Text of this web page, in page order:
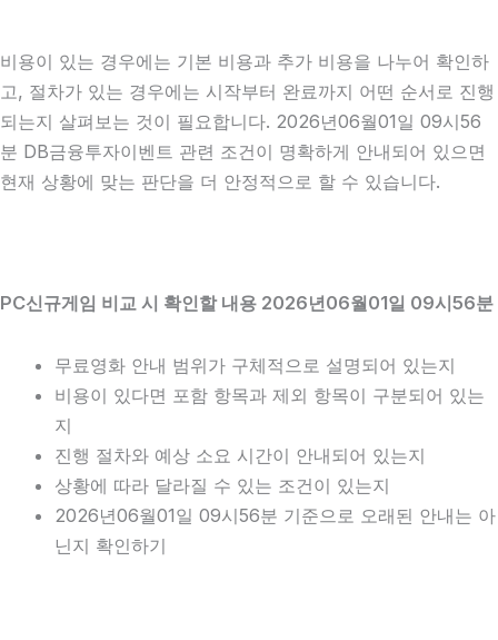
비용이 있는 경우에는 기본 비용과 추가 비용을 나누어 확인하
고, 절차가 있는 경우에는 시작부터 완료까지 어떤 순서로 진행
되는지 살펴보는 것이 필요합니다. 2026년06월01일 09시56
분 DB금융투자이벤트 관련 조건이 명확하게 안내되어 있으면
현재 상황에 맞는 판단을 더 안정적으로 할 수 있습니다.
PC신규게임 비교 시 확인할 내용 2026년06월01일 09시56분
무료영화 안내 범위가 구체적으로 설명되어 있는지
비용이 있다면 포함 항목과 제외 항목이 구분되어 있는
지
진행 절차와 예상 소요 시간이 안내되어 있는지
상황에 따라 달라질 수 있는 조건이 있는지
2026년06월01일 09시56분 기준으로 오래된 안내는 아
닌지 확인하기